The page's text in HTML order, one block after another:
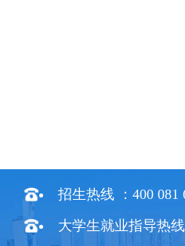
招生热线 ：400 081
大学生就业指导热